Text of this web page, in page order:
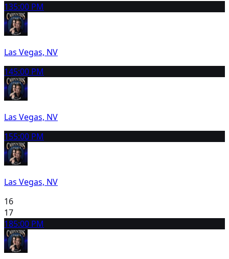
135:00 PM
Las Vegas, NV
145:00 PM
Las Vegas, NV
155:00 PM
Las Vegas, NV
16
17
185:00 PM